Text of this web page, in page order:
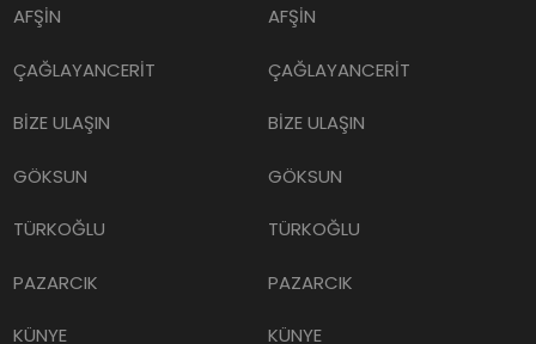
AFŞİN
ÇAĞLAYANCERİT
BİZE ULAŞIN
GÖKSUN
TÜRKOĞLU
PAZARCIK
KÜNYE
AFŞİN
ÇAĞLAYANCERİT
BİZE ULAŞIN
GÖKSUN
TÜRKOĞLU
PAZARCIK
KÜNYE